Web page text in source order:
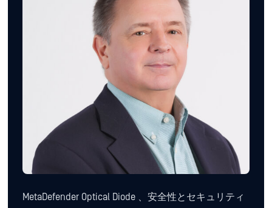
MetaDefender Optical Diode 、安全性とセキュリティ